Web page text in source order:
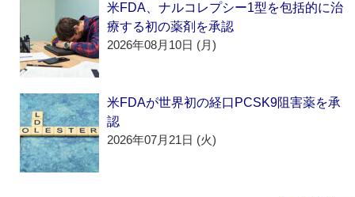
米FDA、ナルコレプシー1型を包括的に治
療する初の薬剤を承認
2026年08月10日 (月)
米FDAが世界初の経口PCSK9阻害薬を承
認
2026年07月21日 (火)